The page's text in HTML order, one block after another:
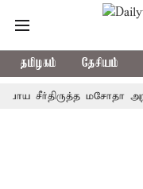
தமிழகம் தேசியம்
மசோதா அறிமுகம்